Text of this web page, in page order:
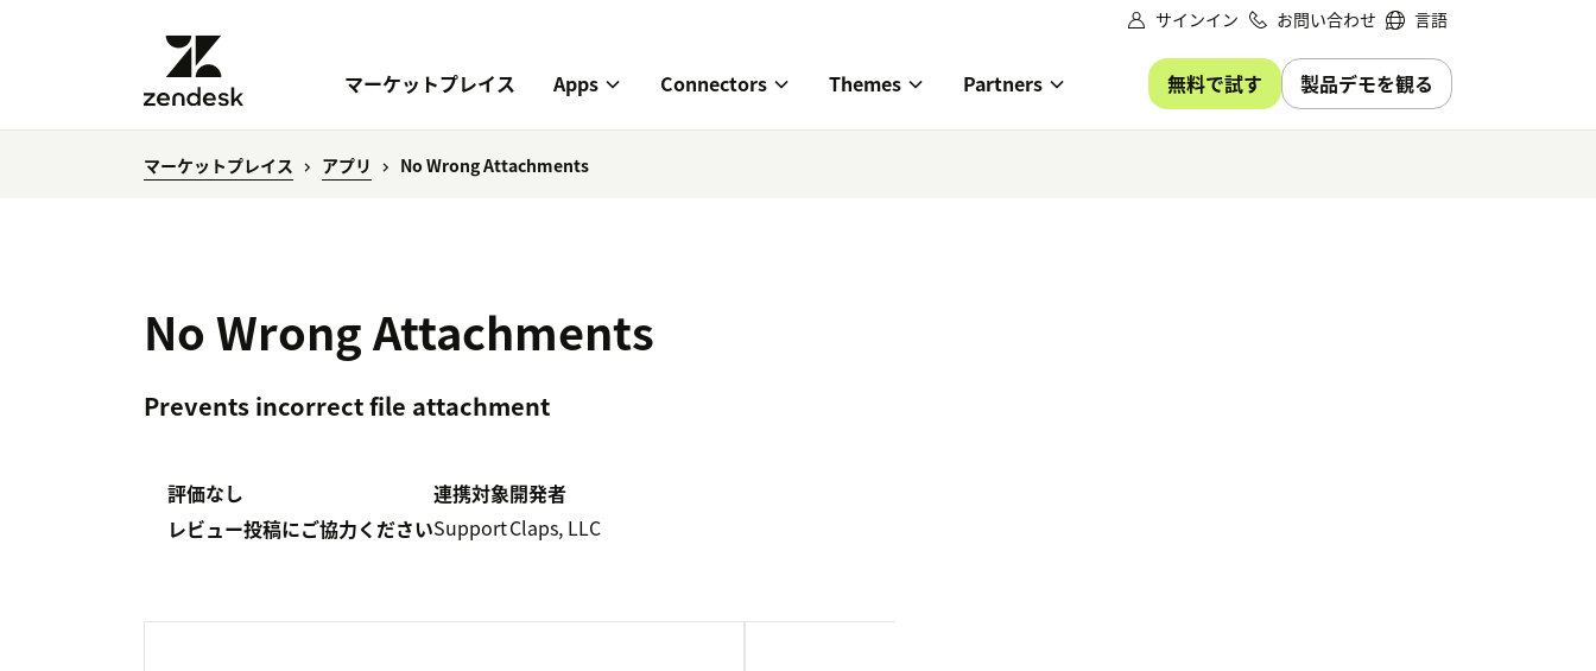
サインイン お問い合わせ 言語
マーケットプレイス Apps Connectors Themes Partners 無料で試す 製品デモを観る
マーケットプレイス アプリ No Wrong Attachments
No Wrong Attachments
Prevents incorrect file attachment
評価なし
レビュー投稿にご協力ください
連携対象
Support
開発者
Claps, LLC